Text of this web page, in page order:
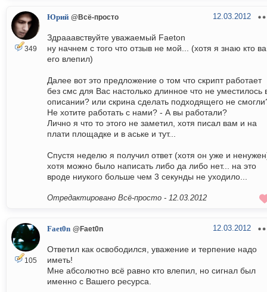
349
Юрий @Всё-просто 12.03.2012
Здрааавствуйте уважаемый Faeton
ну начнем с того что отзыв не мой... (хотя я знаю кто
его влепил)
Далее вот это предложение о том что скрипт работает
без смс для Вас настолько длинное что не уместилось
описании? или скрина сделать подходящего не
Не хотите работать с нами? - А вы работали?
Лично я что то этого не заметил, хотя писал вам и на
плати площадке и в аське и тут...
Спустя неделю я получил ответ (хотя он уже и
хотя можно было написать либо да либо нет... на это
вроде ниукого больше чем 3 секунды не уходило...
Отредактировано Всё-просто - 12.03.2012
105
Faet0n @Faet0n 12.03.2012
Ответил как освободился, уважение и терпение надо
иметь!
Мне абсолютно всё равно кто влепил, но сигнал был
именно с Вашего ресурса.